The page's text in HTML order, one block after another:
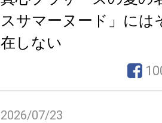
スサマーヌード」には
在しない
2026/07/23